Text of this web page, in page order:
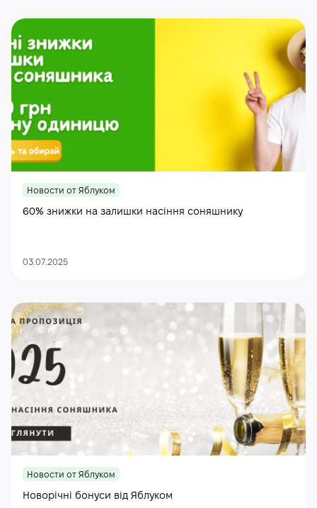
Новости от Яблуком
60% знижки на залишки насіння соняшнику
03.07.2025
Новости от Яблуком
Новорічні бонуси від Яблуком